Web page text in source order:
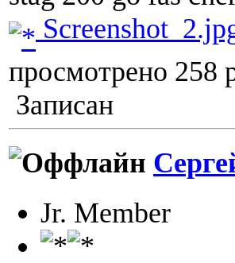
просмотрено 258
Записан
Jr. Member